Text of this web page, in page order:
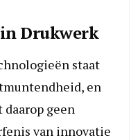
Drukwerk
staat
en
geen
van innovatie